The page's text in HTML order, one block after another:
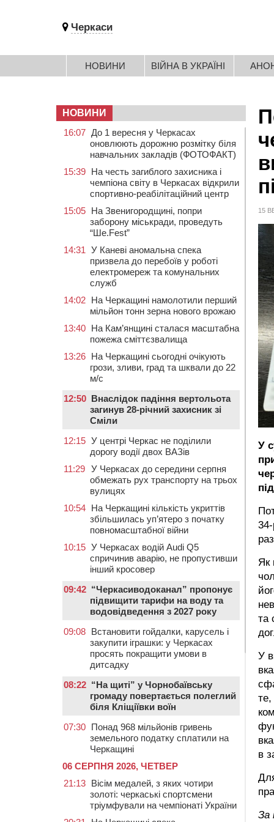
Черкаси
НОВИНИ ВІЙНА В УКРАЇНІ
15
У
Як
та
У
те,
в
За
НОВИНИ
16:07 До 1 вересня у Черкасах
оновлюють дорожню розмітку біля
навчальних закладів (ФОТОФАКТ)
15:39 На честь загиблого захисника і
чемпіона світу в Черкасах відкрили
спортивно-реабілітаційний центр
15:05 На Звенигородщині, попри
заборону міськради, проведуть
“Ше.Fest”
14:31 У Каневі аномальна спека
призвела до перебоїв у роботі
електромереж та комунальних
служб
14:02 На Черкащині намолотили перший
мільйон тонн зерна нового врожаю
13:40 На Кам’янщині сталася масштабна
пожежа сміттєзвалища
13:26 На Черкащині сьогодні очікують
грози, зливи, град та шквали до 22
м/с
12:50 Внаслідок падіння вертольота
загинув 28-річний захисник зі
Сміли
12:15 У центрі Черкас не поділили
дорогу водії двох ВАЗів
11:29 У Черкасах до середини серпня
обмежать рух транспорту на трьох
вулицях
10:54 На Черкащині кількість укриттів
збільшилась уп’ятеро з початку
повномасштабної війни
10:15 У Черкасах водій Audi Q5
спричинив аварію, не пропустивши
інший кросовер
09:42 “Черкасиводоканал” пропонує
підвищити тарифи на воду та
водовідведення з 2027 року
09:08 Встановити гойдалки, карусель і
закупити іграшки: у Черкасах
просять покращити умови в
дитсадку
08:22 “На щиті” у Чорнобаївську
громаду повертається полеглий
біля Кліщіївки воїн
07:30 Понад 968 мільйонів гривень
земельного податку сплатили на
Черкащині
06 СЕРПНЯ 2026, ЧЕТВЕР
21:13 Вісім медалей, з яких чотири
золоті: черкаські спортсмени
тріумфували на чемпіонаті України